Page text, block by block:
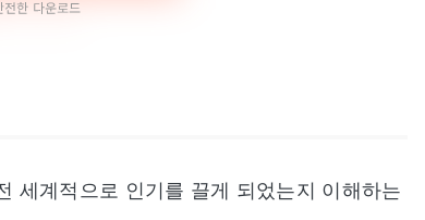
세계적으로 인기를 끌게 되었는지 이해하는